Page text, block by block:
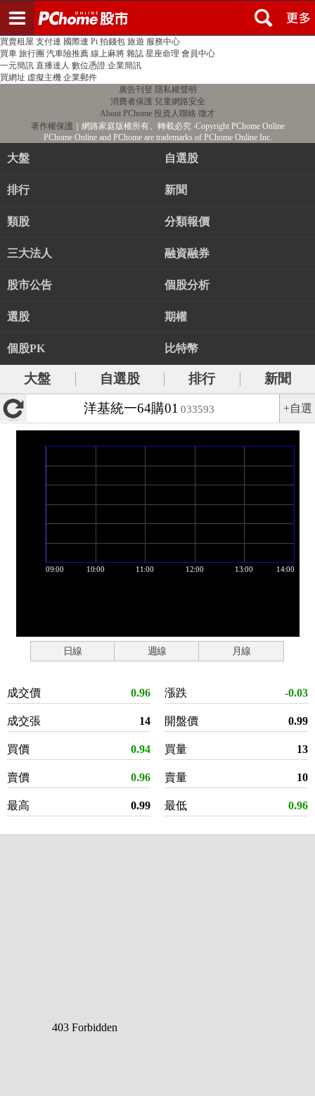
PChome首頁 線上購物 24h購物 書店
買賣租屋 支付連 國際連 Pi 拍錢包 旅遊 服務中心
買車 旅行團 汽車險推薦 線上麻將 雜誌 星座命理 會員中心
一元簡訊 直播達人 數位憑證 企業簡訊
買網址 虛擬主機 企業郵件
廣告刊登 隱私權聲明
消費者保護 兒童網路安全
About PChome 投資人聯絡 徵才
著作權保護 ｜網路家庭版權所有、轉載必究‧Copyright PChome Online
PChome Online and PChome are trademarks of PChome Online Inc.
大盤 自選股
排行 新聞
類股 分類報價
三大法人 融資融券
股市公告 個股分析
選股 期權
個股PK 比特幣
大盤 自選股 排行
新聞
洋基統一64購01 033593 +自選
日線 週線 月線
成交價 0.96
成交張 14
買價 0.94
賣價 0.96
最高 0.99
漲跌 -0.03
開盤價 0.99
買量 13
賣量 10
最低 0.96